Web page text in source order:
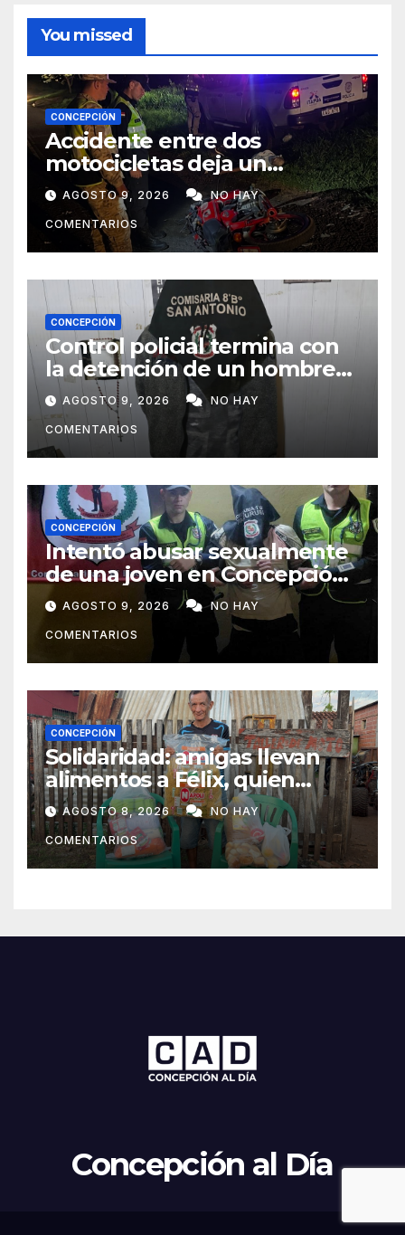
You missed
CONCEPCIÓN
Accidente entre dos
motocicletas deja un
fallecido y dos heridos en Yby
Yaú
AGOSTO 9, 2026 NO HAY
COMENTARIOS
CONCEPCIÓN
Control policial termina con
la detención de un hombre
requerido por la justicia
AGOSTO 9, 2026 NO HAY
COMENTARIOS
CONCEPCIÓN
Intentó abusar sexualmente
de una joven en Concepción
y fue aprehendido
AGOSTO 9, 2026 NO HAY
COMENTARIOS
CONCEPCIÓN
Solidaridad: amigas llevan
alimentos a Félix, quien
ahora vende caramelos para
subsistir
AGOSTO 8, 2026 NO HAY
COMENTARIOS
Concepción al Día